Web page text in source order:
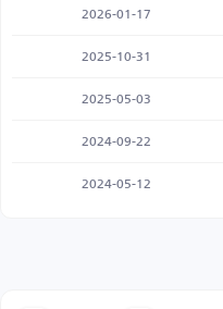
2026-01-17
2025-10-31
2025-05-03
2024-09-22
2024-05-12